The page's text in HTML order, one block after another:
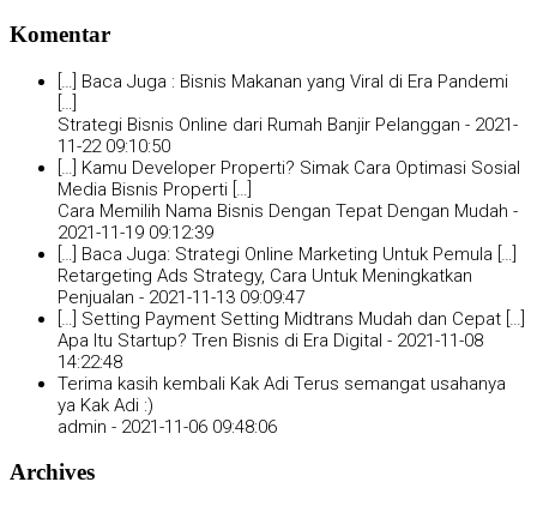
Komentar
[…] Baca Juga : Bisnis Makanan yang Viral di Era Pandemi
Strategi Bisnis Online dari Rumah Banjir Pelanggan - 2021-
11-22 09:10:50
[…] Kamu Developer Properti? Simak Cara Optimasi Sosial
Media Bisnis Properti […]
Cara Memilih Nama Bisnis Dengan Tepat Dengan Mudah -
2021-11-19 09:12:39
[…] Baca Juga: Strategi Online Marketing Untuk Pemula […]
Retargeting Ads Strategy, Cara Untuk Meningkatkan
Penjualan - 2021-11-13 09:09:47
[…] Setting Payment Setting Midtrans Mudah dan Cepat […]
Apa Itu Startup? Tren Bisnis di Era Digital - 2021-11-08
14:22:48
Terima kasih kembali Kak Adi Terus semangat usahanya
ya Kak Adi :)
admin - 2021-11-06 09:48:06
Archives